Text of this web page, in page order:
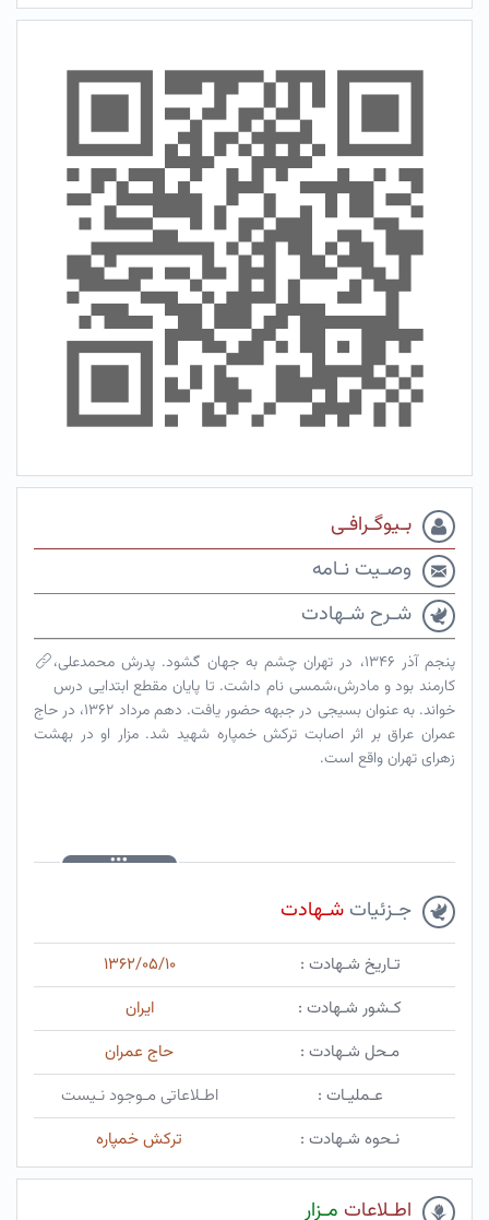
بـیوگـرافـی
وصـیت نـامه
شـرح شـهادت
پنجم آذر ۱۳۴۶، در تهران چشم به جهان گشود. پدرش محمدعلی،
کارمند بود و مادرش،شمسی نام داشت. تا پایان مقطع ابتدایی درس
خواند. به عنوان بسیجی در جبهه حضور یافت. دهم مرداد ۱۳۶۲، در حاج
عمران عراق بر اثر اصابت ترکش خمپاره شهید شد. مزار او در بهشت
زهرای تهران واقع است.
جـزئیات شـهادت
تـاریخ شـهادت :
۱۳۶۲/۰۵/۱۰
کـشور شـهادت :
ایران
مـحل شـهادت :
حاج عمران
عـملیـات :
اطـلاعاتی مـوجود نـیست
نـحوه شـهادت :
ترکش خمپاره
اطـلاعات مـزار